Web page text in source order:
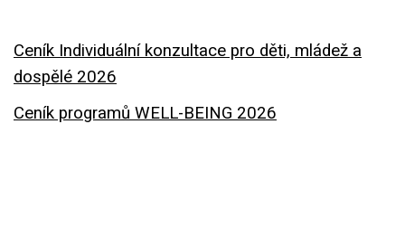
Ceník Individuální konzultace pro děti, mládež a
dospělé 2026
Ceník programů WELL-BEING 2026